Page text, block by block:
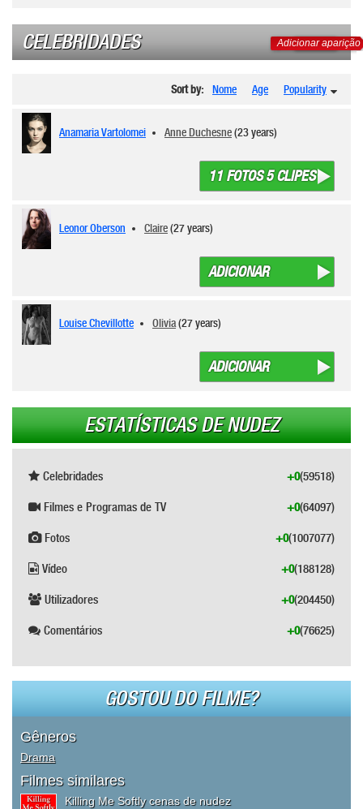
CELEBRIDADES Adicionar aparição
Sort by: Nome Age Popularity
Anamaria Vartolomei Anne Duchesne(23 years)
11 FOTOS 5 CLIPES
Leonor Oberson Claire(27 years)
ADICIONAR
Louise Chevillotte Olivia(27 years)
ADICIONAR
ESTATÍSTICAS DE NUDEZ
Celebridades (59518)
+0
Filmes e Programas de TV (64097)
+0
Fotos (1007077)
+0
Vídeo (188128)
+0
Utilizadores (204450)
+0
Comentários (76625)
+0
GOSTOU DO FILME?
Gêneros
Drama
Filmes similares
Killing Me Softly cenas de nudez